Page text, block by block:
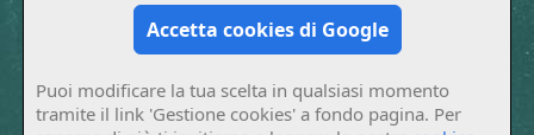
Accetta cookies di Google
Puoi modificare la tua scelta in qualsiasi momento
tramite il link 'Gestione cookies' a fondo pagina. Per